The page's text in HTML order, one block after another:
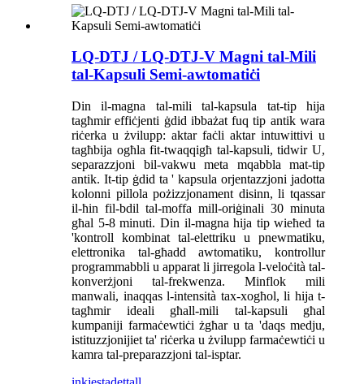
LQ-DTJ / LQ-DTJ-V Magni tal-Mili
tal-Kapsuli Semi-awtomatiċi
Din il-magna tal-mili tal-kapsula tat-tip hija
tagħmir effiċjenti ġdid ibbażat fuq tip antik wara
riċerka u żvilupp: aktar faċli aktar intuwittivi u
tagħbija ogħla fit-twaqqigħ tal-kapsuli, tidwir U,
separazzjoni bil-vakwu meta mqabbla mat-tip
antik. It-tip ġdid ta ' kapsula orjentazzjoni jadotta
kolonni pillola pożizzjonament disinn, li tqassar
il-ħin fil-bdil tal-moffa mill-oriġinali 30 minuta
għal 5-8 minuti. Din il-magna hija tip wieħed ta
'kontroll kombinat tal-elettriku u pnewmatiku,
elettronika tal-għadd awtomatiku, kontrollur
programmabbli u apparat li jirregola l-veloċità tal-
konverżjoni tal-frekwenza. Minflok mili
manwali, inaqqas l-intensità tax-xogħol, li hija t-
tagħmir ideali għall-mili tal-kapsuli għal
kumpaniji farmaċewtiċi żgħar u ta 'daqs medju,
istituzzjonijiet ta' riċerka u żvilupp farmaċewtiċi u
kamra tal-preparazzjoni tal-isptar.